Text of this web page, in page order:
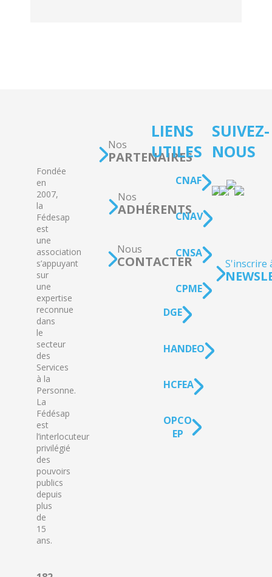
Fondée
en
2007,
la
Fédesap
est
une
association
s’appuyant
sur
une
expertise
reconnue
dans
le
secteur
des
Services
à la
Personne.
La
Fédésap
est
l’interlocuteur
privilégié
des
pouvoirs
publics
depuis
plus
de
15
ans.
Nos
PARTENAIRES
Nos
ADHÉRENTS
Nous
CONTACTER
LIENS
UTILES
CNAF
CNAV
CNSA
CPME
DGE
HANDEO
HCFEA
OPCO
EP
SUIVEZ-
NOUS
S'inscrire